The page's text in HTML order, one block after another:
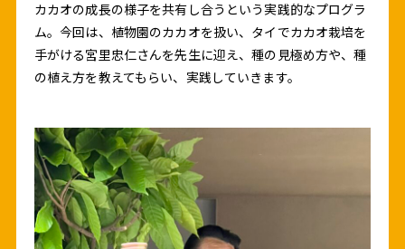
カカオの成長の様子を共有し合うという実践的なプログラ
ム。今回は、植物園のカカオを扱い、タイでカカオ栽培を
手がける宮里忠仁さんを先生に迎え、種の見極め方や、種
の植え方を教えてもらい、実践していきます。